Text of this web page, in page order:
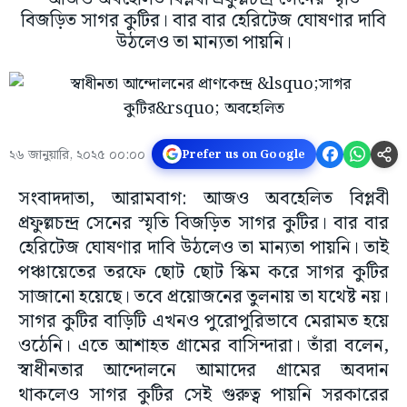
বিজড়িত সাগর কুটির। বার বার হেরিটেজ ঘোষণার দাবি
উঠলেও তা মান্যতা পায়নি।
২৬ জানুয়ারি, ২০২৫ ০০:০০ Prefer us on Google
সংবাদদাতা, আরামবাগ: আজও অবহেলিত বিপ্লবী
প্রফুল্লচন্দ্র সেনের স্মৃতি বিজড়িত সাগর কুটির। বার বার
হেরিটেজ ঘোষণার দাবি উঠলেও তা মান্যতা পায়নি। তাই
পঞ্চায়েতের তরফে ছোট ছোট স্কিম করে সাগর কুটির
সাজানো হয়েছে। তবে প্রয়োজনের তুলনায় তা যথেষ্ট নয়।
সাগর কুটির বাড়িটি এখনও পুরোপুরিভাবে মেরামত হয়ে
ওঠেনি। এতে আশাহত গ্রামের বাসিন্দারা। তাঁরা বলেন,
স্বাধীনতার আন্দোলনে আমাদের গ্রামের অবদান
থাকলেও সাগর কুটির সেই গুরুত্ব পায়নি সরকারের